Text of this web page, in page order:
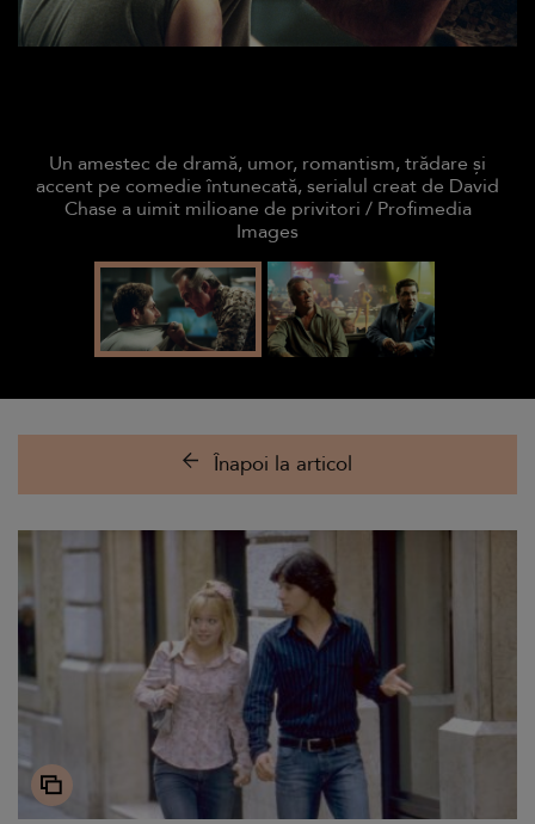
Un amestec de dramă, umor, romantism, trădare și
accent pe comedie întunecată, serialul creat de David
Chase a uimit milioane de privitori / Profimedia
Images
Înapoi la articol